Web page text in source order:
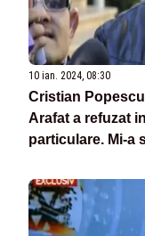
10 ian. 2024, 08:30
Cristian
Arafat a refuzat
particulare. Mi-a